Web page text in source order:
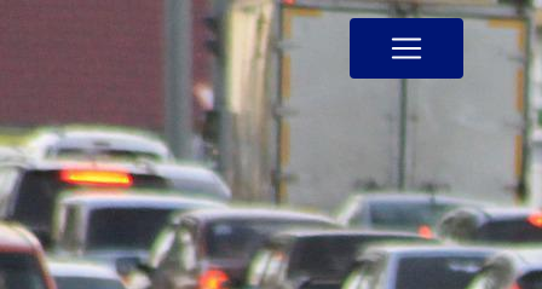
Panneau de gestion des cookies